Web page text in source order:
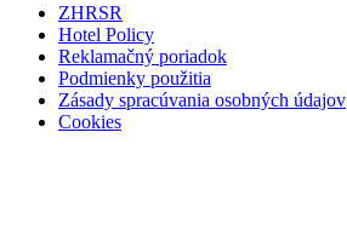
ZHRSR
Hotel Policy
Reklamačný poriadok
Podmienky použitia
Zásady spracúvania osobných údajov
Cookies